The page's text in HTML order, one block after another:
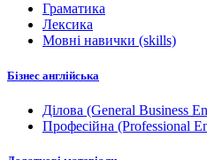
Граматика
Лексика
Мовні навички (skills)
Бізнес англійська
Ділова (General Business
Професійна (Professional